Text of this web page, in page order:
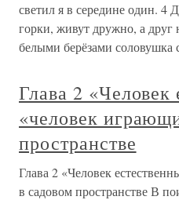
светил я в середине один. 4
горки, живут дружно, а друг
белыми берёзами
Глава 2
«человек
пространстве
Глава 2 «Человек
в садовом пространстве В